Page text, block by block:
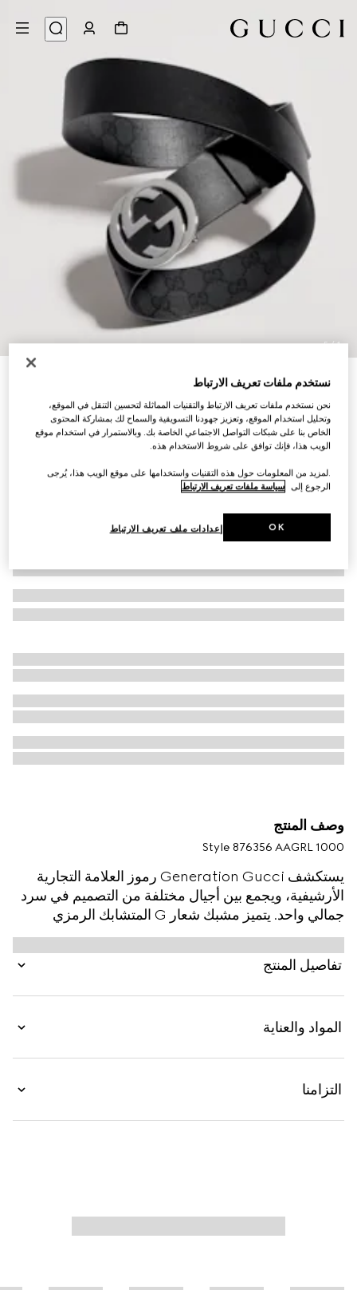
1
/
5
حزام بوجهين مع مشبك شعار G المتشابك
AED 2,500
تنويعات كانفاس GG باللون الأسود وجلد
وصف المنتج
Style ‎876356 AAGRL 1000
يستكشف Generation Gucci رموز العلامة التجارية
الأرشيفية، ويجمع بين أجيال مختلفة من التصميم في سرد
جمالي واحد. يتميز مشبك شعار G المتشابك الرمزي
بمظهر رفيع على هذا الحزام القابل للعكس لإضفاء لمسة
أنيقة فريدة.
تفاصيل المنتج
المواد والعناية
التزامنا
نستخدم ملفات تعريف الارتباط
نحن نستخدم ملفات تعريف الارتباط والتقنيات المماثلة لتحسين التنقل في الموقع،
وتحليل استخدام الموقع، وتعزيز جهودنا التسويقية والسماح لك بمشاركة المحتوى
الخاص بنا على شبكات التواصل الاجتماعي الخاصة بك. وبالاستمرار في استخدام موقع
الويب هذا، فإنك توافق على شروط الاستخدام هذه.
.لمزيد من المعلومات حول هذه التقنيات واستخدامها على موقع الويب هذا، يُرجى
الرجوع إلى سياسة ملفات تعريف الارتباط
إعدادات ملف تعريف الارتباط OK